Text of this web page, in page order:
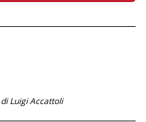
di Luigi Accattoli